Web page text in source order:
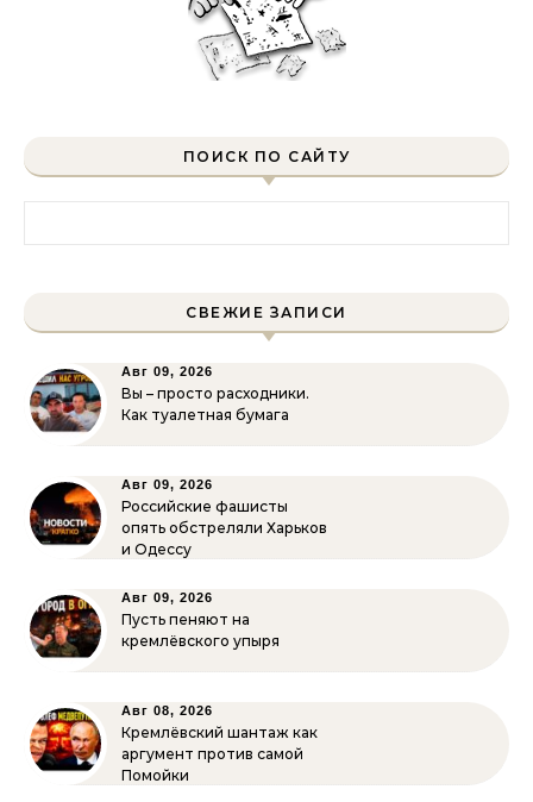
ПОИСК ПО САЙТУ
СВЕЖИЕ ЗАПИСИ
Авг 09, 2026
Вы – просто расходники.
Как туалетная бумага
Авг 09, 2026
Российские фашисты
опять обстреляли Харьков
и Одессу
Авг 09, 2026
Пусть пеняют на
кремлёвского упыря
Авг 08, 2026
Кремлёвский шантаж как
аргумент против самой
Помойки